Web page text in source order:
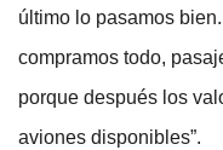
último lo pasamos
compramos todo,
porque después los
aviones disponibles”.